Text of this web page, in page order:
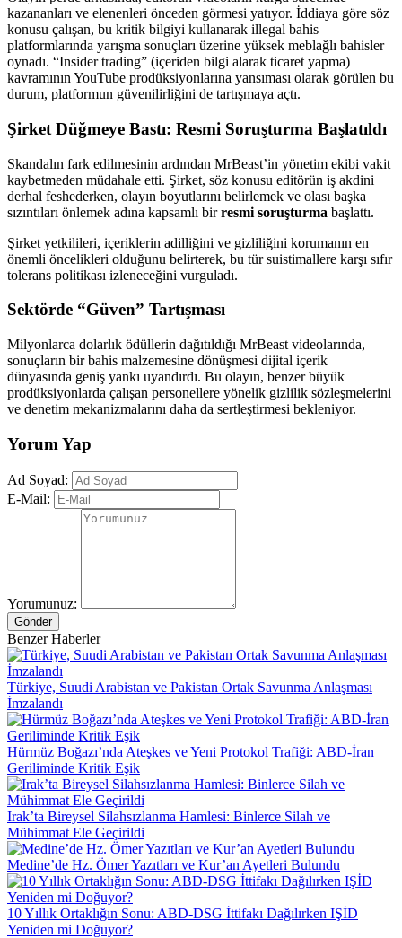
kazananları ve elenenleri önceden görmesi yatıyor. İddiaya göre söz
konusu çalışan, bu kritik bilgiyi kullanarak illegal bahis
platformlarında yarışma sonuçları üzerine yüksek meblağlı bahisler
oynadı. “Insider trading” (içeriden bilgi alarak ticaret yapma)
kavramının YouTube prodüksiyonlarına yansıması olarak görülen bu
durum, platformun güvenilirliğini de tartışmaya açtı.
Şirket Düğmeye Bastı: Resmi Soruşturma Başlatıldı
Skandalın fark edilmesinin ardından MrBeast’in yönetim ekibi vakit
kaybetmeden müdahale etti. Şirket, söz konusu editörün iş akdini
derhal feshederken, olayın boyutlarını belirlemek ve olası başka
sızıntıları önlemek adına kapsamlı birresmi soruşturma başlattı.
Şirket yetkilileri, içeriklerin adilliğini ve gizliliğini korumanın en
önemli öncelikleri olduğunu belirterek, bu tür suistimallere karşı sıfır
tolerans politikası izleneceğini vurguladı.
Sektörde “Güven” Tartışması
Milyonlarca dolarlık ödüllerin dağıtıldığı MrBeast videolarında,
sonuçların bir bahis malzemesine dönüşmesi dijital içerik
dünyasında geniş yankı uyandırdı. Bu olayın, benzer büyük
prodüksiyonlarda çalışan personellere yönelik gizlilik sözleşmelerini
ve denetim mekanizmalarını daha da sertleştirmesi bekleniyor.
Yorum Yap
Ad Soyad:
E-Mail:
Yorumunuz:
Gönder
Benzer Haberler
Türkiye, Suudi Arabistan ve Pakistan Ortak Savunma Anlaşması
İmzalandı
Hürmüz Boğazı’nda Ateşkes ve Yeni Protokol Trafiği: ABD-İran
Geriliminde Kritik Eşik
Irak’ta Bireysel Silahsızlanma Hamlesi: Binlerce Silah ve
Mühimmat Ele Geçirildi
Medine’de Hz. Ömer Yazıtları ve Kur’an Ayetleri Bulundu
10 Yıllık Ortaklığın Sonu: ABD-DSG İttifakı Dağılırken IŞİD
Yeniden mi Doğuyor?